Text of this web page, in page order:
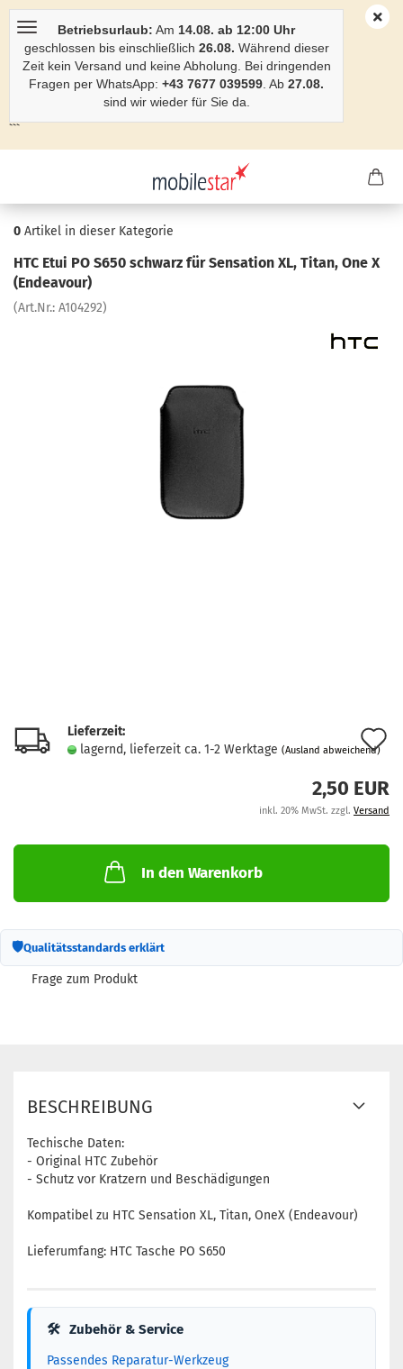
Betriebsurlaub: Am 14.08. ab 12:00 Uhr
geschlossen bis einschließlich 26.08. Während dieser
Zeit kein Versand und keine Abholung. Bei dringenden
Fragen per WhatsApp: +43 7677 039599 . Ab 27.08.
sind wir wieder für Sie da.
```
0 Artikel in dieser Kategorie
HTC Etui PO S650 schwarz für Sen­sa­ti­on XL, Titan, One X
(En­dea­vour)
(Art.Nr.: A104292)
Lieferzeit:
lagernd, lieferzeit ca. 1-2 Werktage (Ausland abweichend)
2,50 EUR
inkl. 20% MwSt. zzgl. Versand
In den Warenkorb
🛡Qualitätsstandards erklärt
Frage zum Produkt
BESCHREIBUNG
Techische Daten:
- Original HTC Zubehör
- Schutz vor Kratzern und Beschädigungen
Kompatibel zu HTC Sensation XL, Titan, OneX (Endeavour)
Lieferumfang: HTC Tasche PO S650
🛠 Zubehör & Service
Passendes Reparatur-Werkzeug